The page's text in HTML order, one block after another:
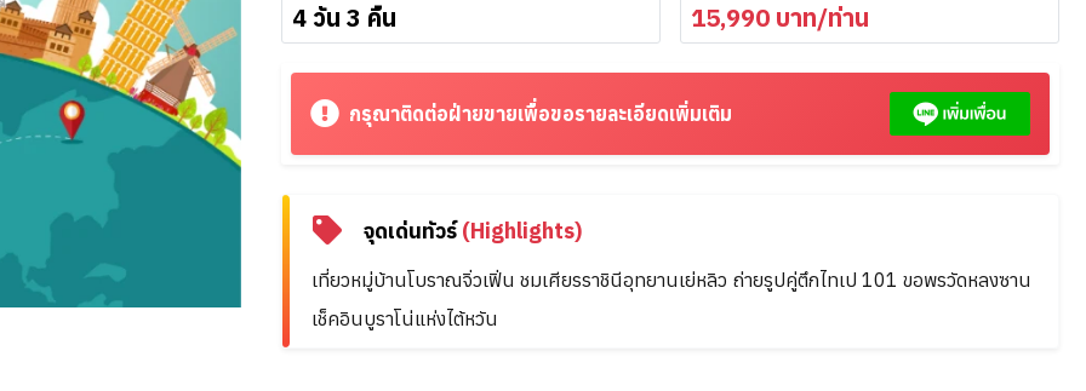
4 วัน 3 คืน 15,990 บาท/ท่าน
กรุณาติดต่อฝ่ายขายเพื่อขอรายละเอียดเพิ่มเติม
จุดเด่นทัวร์(Highlights)
เที่ยวหมู่บ้านโบราณจิ่วเฟิ่น ชมเศียรราชินีอุทยานเย่หลิว ถ่ายรูปคู่ตึกไทเป 101 ขอพรวัดหลงซาน
เช็คอินบูราโน่แห่งไต้หวัน